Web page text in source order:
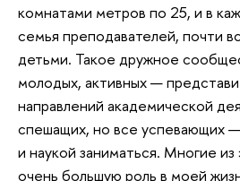
комнатами метров по 25, и в
семья преподавателей, почти
детьми. Такое дружное
молодых, активных —
направлений академической
спешащих, но все успевающих
и наукой заниматься. Многие
очень большую роль в моей